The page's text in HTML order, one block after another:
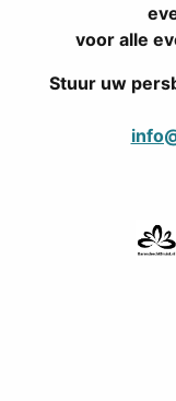
voor alle
Stuur uw